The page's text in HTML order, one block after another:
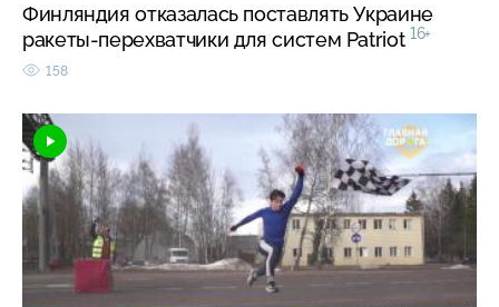
Финляндия отказалась поставлять Украине
ракеты-перехватчики для систем Patriot 16+
158